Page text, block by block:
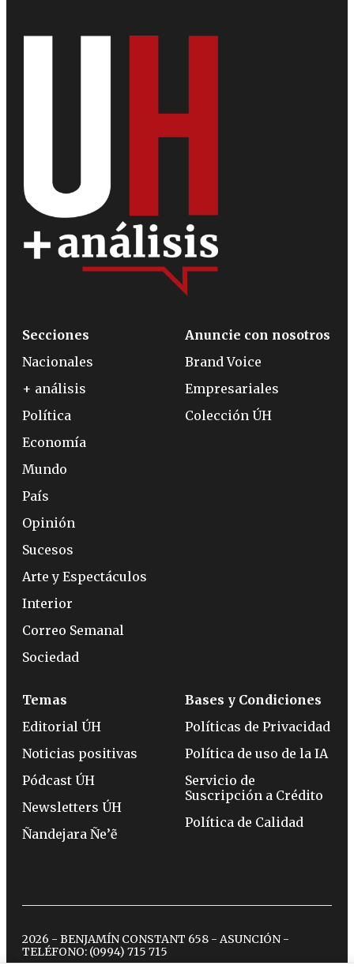
Secciones
Nacionales
+ análisis
Política
Economía
Mundo
País
Opinión
Sucesos
Arte y Espectáculos
Interior
Correo Semanal
Sociedad
Anuncie con nosotros
Brand Voice
Empresariales
Colección ÚH
Temas
Editorial ÚH
Noticias positivas
Pódcast ÚH
Newsletters ÚH
Ñandejara Ñe’ẽ
Bases y Condiciones
Políticas de Privacidad
Política de uso de la IA
Servicio de
Suscripción a Crédito
Política de Calidad
2026 - BENJAMÍN CONSTANT 658 - ASUNCIÓN -
TELÉFONO: (0994) 715 715